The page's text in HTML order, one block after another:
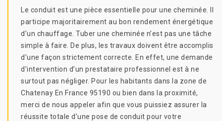
Le conduit est une pièce essentielle pour une cheminée. Il
participe majoritairement au bon rendement énergétique
d’un chauffage. Tuber une cheminée n’est pas une tâche
simple à faire. De plus, les travaux doivent être accomplis
d’une façon strictement correcte. En effet, une demande
d’intervention d’un prestataire professionnel est à ne
surtout pas négliger. Pour les habitants dans la zone de
Chatenay En France 95190 ou bien dans la proximité,
merci de nous appeler afin que vous puissiez assurer la
réussite totale d’une pose de conduit pour votre